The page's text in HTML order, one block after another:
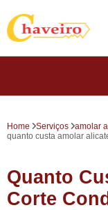
Home Serviços amolar
quanto custa amolar
Quanto
Corte